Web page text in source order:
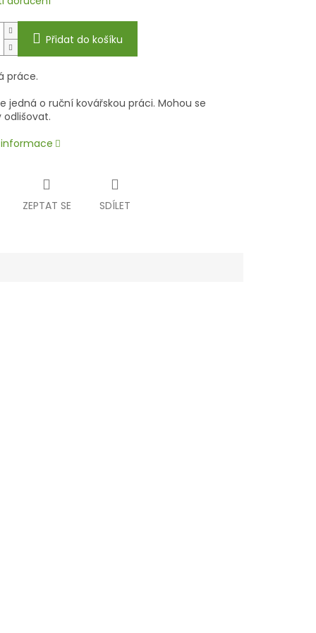
Přidat do košíku
práce.
jedná o ruční kovářskou práci. Mohou se
odlišovat.
ZEPTAT SE SDÍLET